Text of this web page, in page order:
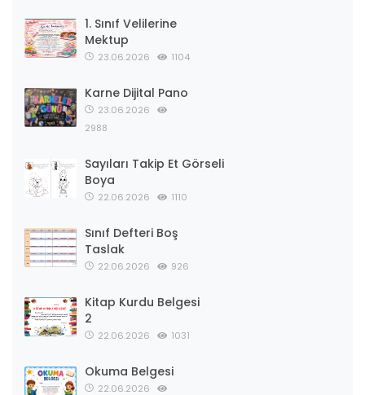
1. Sınıf Velilerine
Mektup
23.06.2026 1104
Karne Dijital Pano
23.06.2026
2988
Sayıları Takip Et Görseli
Boya
22.06.2026 1110
Sınıf Defteri Boş
Taslak
22.06.2026 926
Kitap Kurdu Belgesi
2
22.06.2026 1031
Okuma Belgesi
22.06.2026